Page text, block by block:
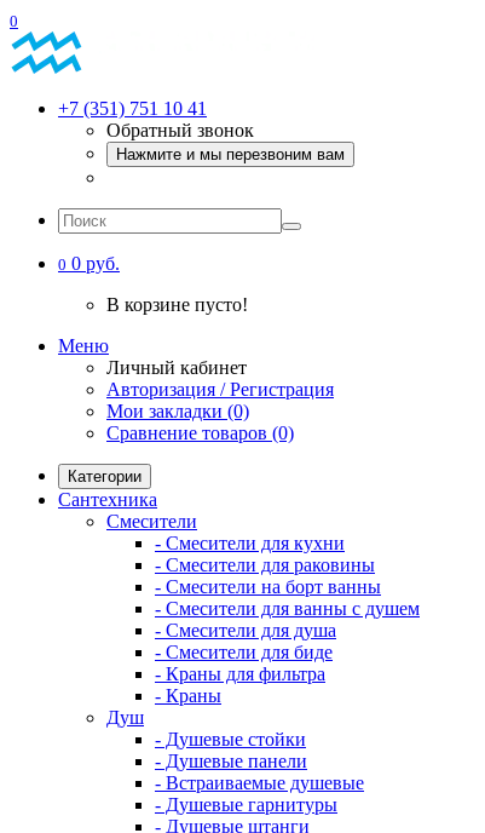
0
+7 (351) 751 10 41
Обратный звонок
Нажмите и мы перезвоним вам
0 0 руб.
В корзине пусто!
Меню
Личный кабинет
Авторизация / Регистрация
Мои закладки (0)
Сравнение товаров (0)
Категории
Сантехника
Смесители
- Смесители для кухни
- Смесители для раковины
- Смесители на борт ванны
- Смесители для ванны с душем
- Смесители для душа
- Смесители для биде
- Краны для фильтра
- Краны
Душ
- Душевые стойки
- Душевые панели
- Встраиваемые душевые
- Душевые гарнитуры
- Душевые штанги